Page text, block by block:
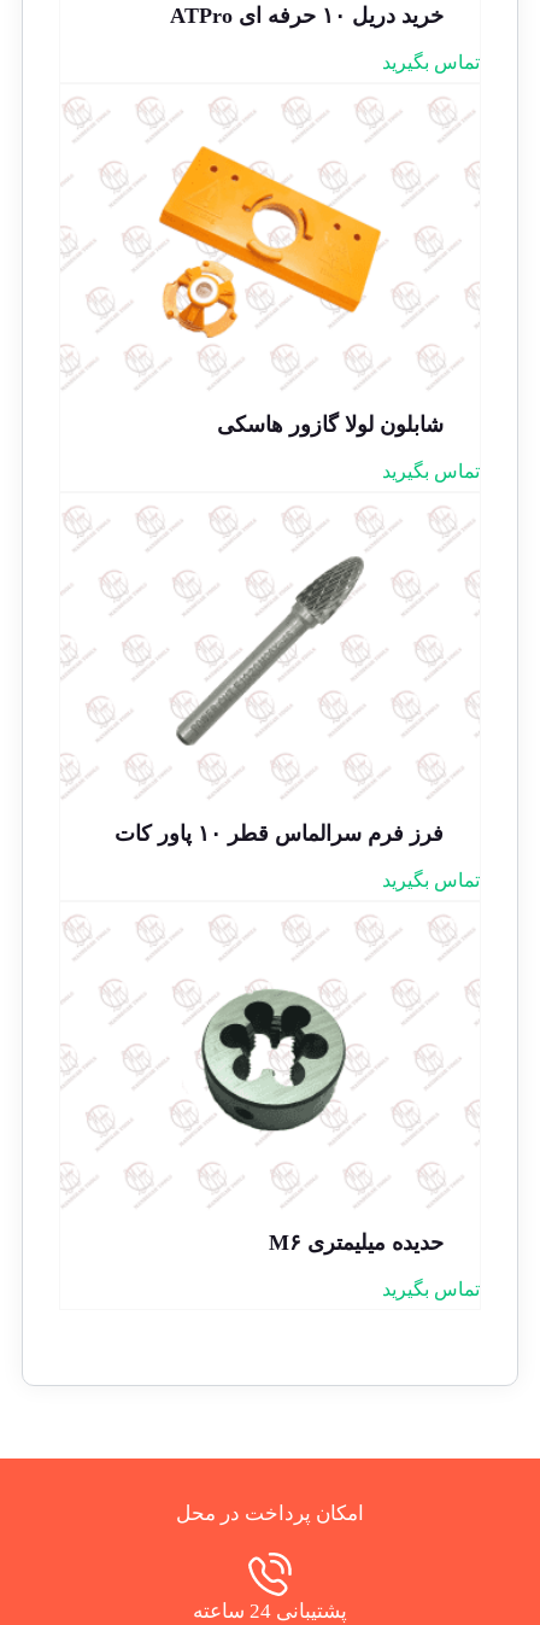
خرید دریل ۱۰ حرفه ای ATPro
تماس بگیرید
شابلون لولا گازور هاسکی
تماس بگیرید
فرز فرم سرالماس قطر ۱۰ پاور کات
تماس بگیرید
حدیده میلیمتری M۶
تماس بگیرید
امکان پرداخت در محل
پشتیبانی 24 ساعته